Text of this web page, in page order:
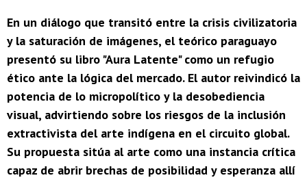
En un diálogo que transitó entre la crisis civilizatoria
y la saturación de imágenes, el teórico paraguayo
presentó su libro "Aura Latente" como un refugio
ético ante la lógica del mercado. El autor reivindicó la
potencia de lo micropolítico y la desobediencia
visual, advirtiendo sobre los riesgos de la inclusión
extractivista del arte indígena en el circuito global.
Su propuesta sitúa al arte como una instancia crítica
capaz de abrir brechas de posibilidad y esperanza allí